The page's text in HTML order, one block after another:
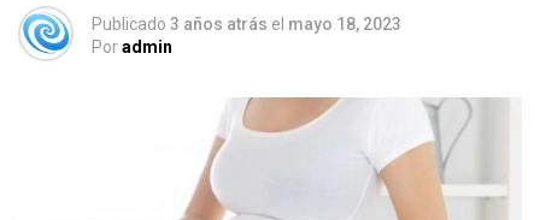
Publicado 3 años atrás el mayo 18, 2023
Poradmin